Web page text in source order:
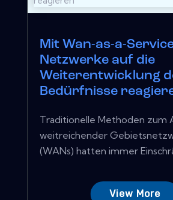
Mit Wan-as-a-
Netzwerke auf die
Weiterentwicklung
Bedürfnisse
Traditionelle Methoden zum
weitreichender
(WANs) hatten immer
View More